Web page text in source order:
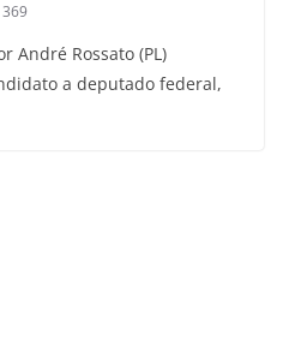
André Rossato (PL)
a deputado federal,